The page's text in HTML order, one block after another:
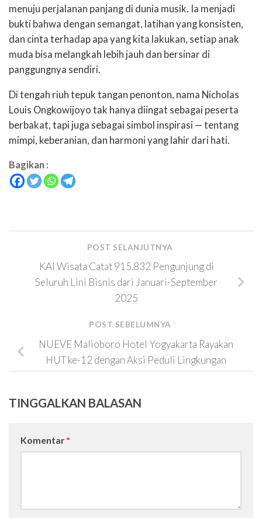
menuju perjalanan panjang di dunia musik. Ia menjadi
bukti bahwa dengan semangat, latihan yang konsisten,
dan cinta terhadap apa yang kita lakukan, setiap anak
muda bisa melangkah lebih jauh dan bersinar di
panggungnya sendiri.
Di tengah riuh tepuk tangan penonton, nama Nicholas
Louis Ongkowijoyo tak hanya diingat sebagai peserta
berbakat, tapi juga sebagai simbol inspirasi — tentang
mimpi, keberanian, dan harmoni yang lahir dari hati.
Bagikan :
POST SELANJUTNYA
KAI Wisata Catat 915.832 Pengunjung di
Seluruh Lini Bisnis dari Januari-September
2025
POST SEBELUMNYA
NUEVE Malioboro Hotel Yogyakarta Rayakan
HUT ke-12 dengan Aksi Peduli Lingkungan
TINGGALKAN BALASAN
Komentar *